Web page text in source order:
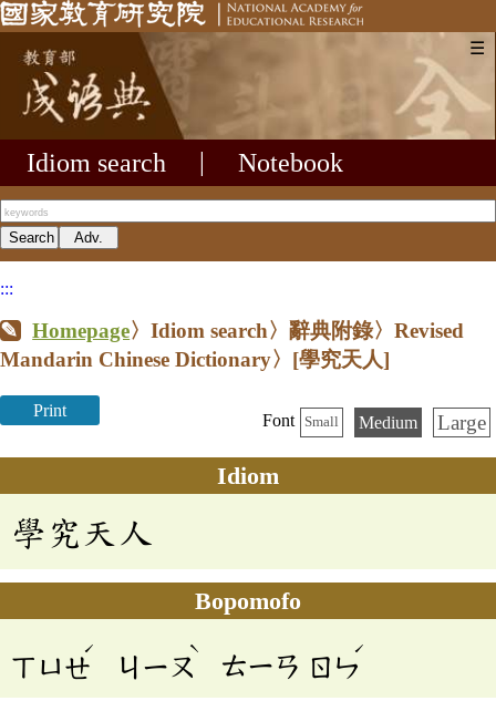
☰
Idiom search Notebook
:::
Homepage〉Idiom search〉辭典附錄〉Revised
Mandarin Chinese Dictionary〉 [學究天人]
Print
Font Small Medium Large
Idiom
學究天人
Bopomofo
ㄒㄩㄝ
ˊ
ㄐㄧㄡ
ˋ
ㄊㄧㄢ ㄖㄣ
ˊ